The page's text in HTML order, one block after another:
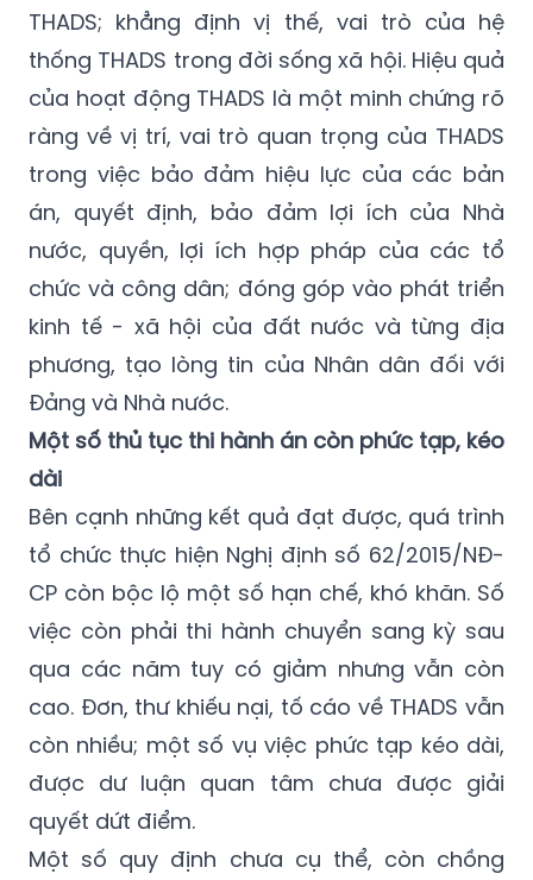
THADS; khẳng định vị thế, vai trò của hệ
thống THADS trong đời sống xã hội. Hiệu quả
của hoạt động THADS là một minh chứng rõ
ràng về vị trí, vai trò quan trọng của THADS
trong việc bảo đảm hiệu lực của các bản
án, quyết định, bảo đảm lợi ích của Nhà
nước, quyền, lợi ích hợp pháp của các tổ
chức và công dân; đóng góp vào phát triển
kinh tế - xã hội của đất nước và từng địa
phương, tạo lòng tin của Nhân dân đối với
Đảng và Nhà nước.
Một số thủ tục thi hành án còn phức tạp, kéo
dài
Bên cạnh những kết quả đạt được, quá trình
tổ chức thực hiện Nghị định số 62/2015/NĐ-
CP còn bộc lộ một số hạn chế, khó khăn. Số
việc còn phải thi hành chuyển sang kỳ sau
qua các năm tuy có giảm nhưng vẫn còn
cao. Đơn, thư khiếu nại, tố cáo về THADS vẫn
còn nhiều; một số vụ việc phức tạp kéo dài,
được dư luận quan tâm chưa được giải
quyết dứt điểm.
Một số quy định chưa cụ thể, còn chồng